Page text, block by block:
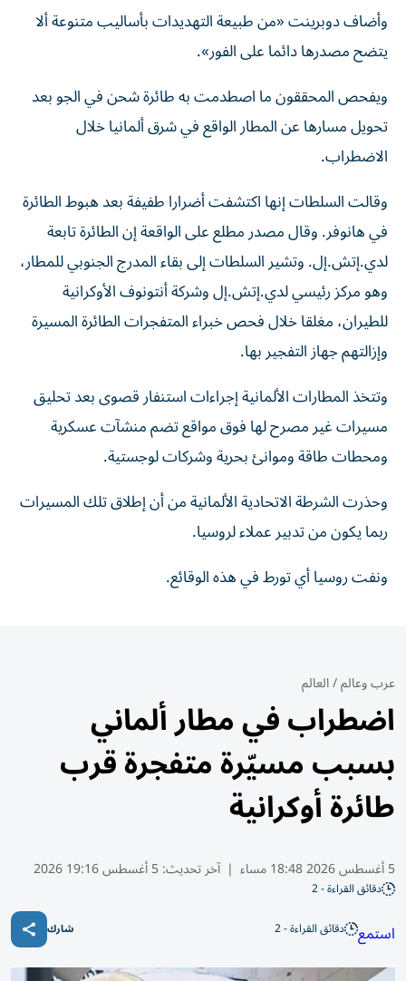
وأضاف دوبرينت «من طبيعة التهديدات بأساليب متنوعة ألا
يتضح مصدرها دائما على الفور».
ويفحص المحققون ما اصطدمت به طائرة ​شحن في ‌الجو بعد
تحويل مسارها عن المطار الواقع في شرق ألمانيا ‌خلال
الاضطراب.
وقالت السلطات إنها اكتشفت أضرارا طفيفة بعد هبوط الطائرة
في هانوفر. وقال مصدر مطلع على الواقعة إن الطائرة تابعة
لدي.إتش.إل. وتشير السلطات إلى بقاء ‌المدرج الجنوبي ‌للمطار،
وهو مركز رئيسي لدي.إتش.إل وشركة ⁠أنتونوف الأوكرانية
للطيران، مغلقا خلال فحص خبراء المتفجرات الطائرة ‌المسيرة
وإزالتهم جهاز التفجير بها.
وتتخذ المطارات الألمانية إجراءات استنفار قصوى بعد تحليق
مسيرات غير مصرح لها فوق مواقع تضم ⁠منشآت عسكرية
ومحطات طاقة وموانئ بحرية وشركات لوجستية.
وحذرت الشرطة ​الاتحادية الألمانية من أن إطلاق تلك المسيرات
ربما يكون من تدبير عملاء لروسيا.
ونفت روسيا أي تورط في هذه الوقائع.
عرب وعالم/العالم
اضطراب في مطار ألماني
بسبب مسيّرة متفجرة قرب
طائرة أوكرانية
5 أغسطس 2026 18:48 مساء | آخر تحديث:5 أغسطس 19:16 2026
دقائق القراءة - 2
استمع دقائق القراءة - 2 شارك